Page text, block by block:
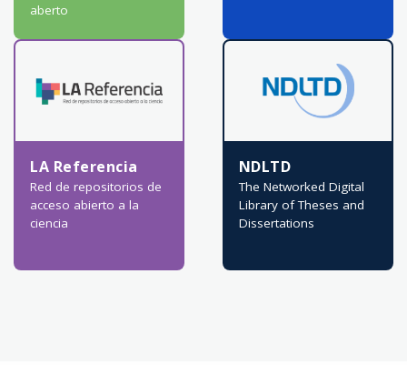
aberto
LA Referencia
Red de repositorios de
acceso abierto a la
ciencia
NDLTD
The Networked Digital
Library of Theses and
Dissertations